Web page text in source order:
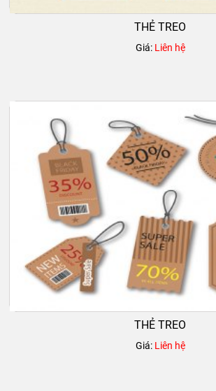
THẺ TREO
Giá: Liên hệ
THẺ TREO
Giá: Liên hệ